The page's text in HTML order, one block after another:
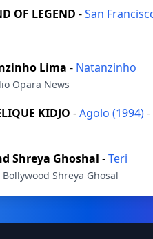
OF LEGEND -San
Lima - Natanzinho
Opara News
KIDJO -Agolo (1994) -
Shreya Ghoshal -Teri
Bollywood Shreya Ghosal